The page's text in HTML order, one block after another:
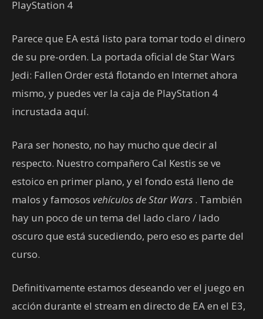
Parece que EA está listo para tomar todo el dinero
de su pre-orden. La portada oficial de Star Wars
Jedi: Fallen Order está flotando en Internet ahora
mismo, y puedes ver la caja de PlayStation 4
incrustada aquí.
Para ser honesto, no hay mucho que decir al
respecto. Nuestro compañero Cal Kestis se ve
estoico en primer plano, y el fondo está lleno de
malos y famosos vehículos de Star Wars . También
hay un poco de un tema del lado claro / lado
oscuro que está sucediendo, pero eso es parte del
curso.
Definitivamente estamos deseando ver el juego en
acción durante el stream en directo de EA en el E3,